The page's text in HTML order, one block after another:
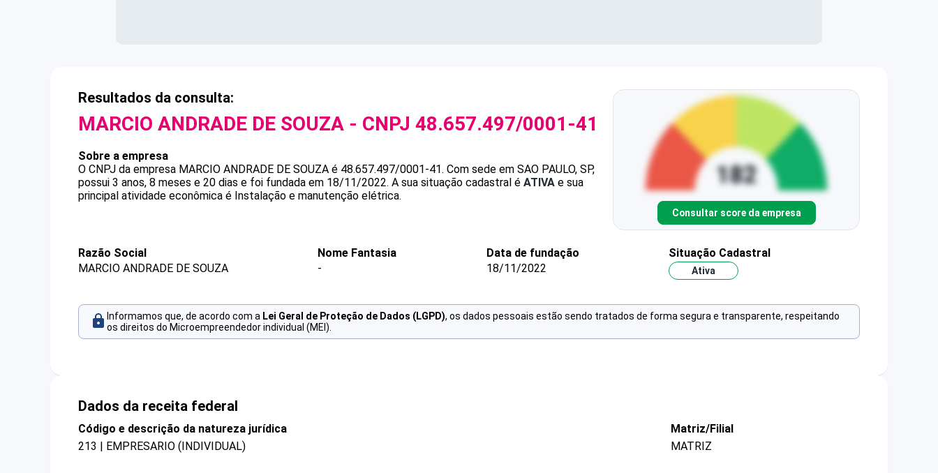
Resultados da consulta:
MARCIO ANDRADE DE SOUZA - CNPJ 48.657.497/0001-41
Sobre a empresa
O CNPJ da empresa MARCIO ANDRADE DE SOUZA é 48.657.497/0001-41. Com sede em SAO PAULO, SP,
possui 3 anos, 8 meses e 20 dias e foi fundada em 18/11/2022. A sua situação cadastral é ATIVA e sua
principal atividade econômica é Instalação e manutenção elétrica.
Consultar score da empresa
Razão Social
MARCIO ANDRADE DE SOUZA
Nome Fantasia
-
Data de fundação
18/11/2022
Situação Cadastral
Ativa
Informamos que, de acordo com a Lei Geral de Proteção de Dados (LGPD), os dados pessoais estão sendo tratados de forma segura e transparente, respeitando
os direitos do Microempreendedor individual (MEI).
Dados da receita federal
Código e descrição da natureza jurídica
213 | EMPRESARIO (INDIVIDUAL)
Matriz/Filial
MATRIZ